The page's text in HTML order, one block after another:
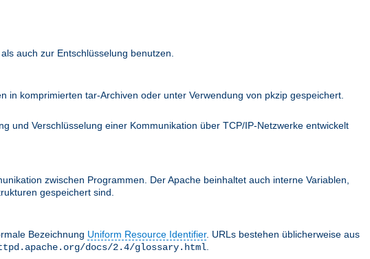
auch zur Entschlüsselung benutzen.
in komprimierten tar-Archiven oder unter Verwendung von pkzip gespeichert.
und Verschlüsselung einer Kommunikation über TCP/IP-Netzwerke entwickelt
zwischen Programmen. Der Apache beinhaltet auch interne Variablen,
gespeichert sind.
Bezeichnung Uniform Resource Identifier. URLs bestehen üblicherweise aus
docs/2.4/glossary.html